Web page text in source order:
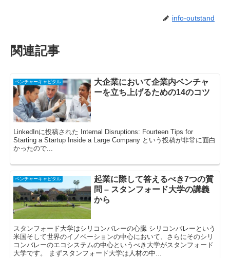
info-outstand
関連記事
ベンチャーキャピタル
大企業において企業内ベンチャ
ーを立ち上げるための14のコツ
LinkedInに投稿された Internal Disruptions: Fourteen Tips for
Starting a Startup Inside a Large Company という投稿が非常に面白
かったので...
ベンチャーキャピタル
起業に際して答えるべき7つの質
問 – スタンフォード大学の講義
から
スタンフォード大学はシリコンバレーの心臓 シリコンバレーという
米国そして世界のイノベーションの中心において、さらにそのシリ
コンバレーのエコシステムの中心というべき大学がスタンフォード
大学です。 まずスタンフォード大学は人材の中...